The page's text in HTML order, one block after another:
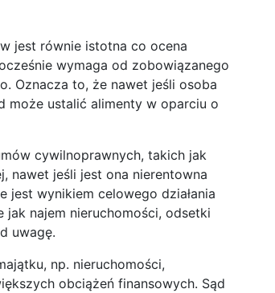
jest równie istotna co ocena
wymaga od zobowiązanego
Oznacza to, że nawet jeśli osoba
może ustalić alimenty w oparciu o
cywilnoprawnych, takich jak
nawet jeśli jest ona nierentowna
wynikiem celowego działania
najem nieruchomości, odsetki
uwagę.
np. nieruchomości,
obciążeń finansowych. Sąd